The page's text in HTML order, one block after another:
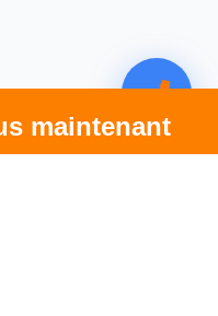
maintenant